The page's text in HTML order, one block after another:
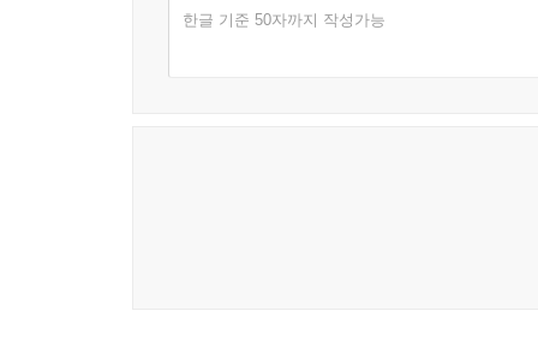
한글 기준 50자까지 작성가능